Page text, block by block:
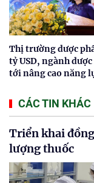
Thị trường dược
tỷ USD, ngành
tới nâng cao năng
CÁC TIN KHÁC
Triển khai
lượng thuốc